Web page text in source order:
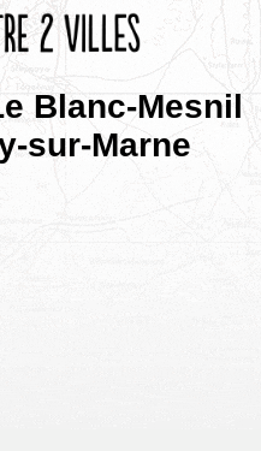
Blanc-Mesnil
sur-Marne